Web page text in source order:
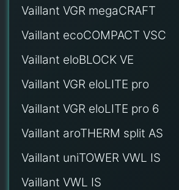
Vaillant VGR megaCRAFT
Vaillant ecoCOMPACT VSC
Vaillant eloBLOCK VE
Vaillant VGR eloLITE pro
Vaillant VGR eloLITE pro 6
Vaillant aroTHERM split AS
Vaillant uniTOWER VWL IS
Vaillant VWL IS